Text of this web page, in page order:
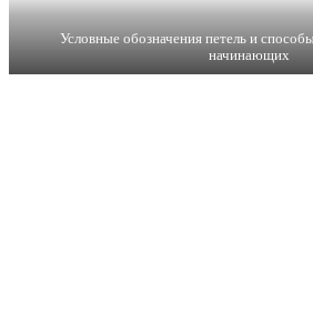
Условные обозначения петель и
начинающих